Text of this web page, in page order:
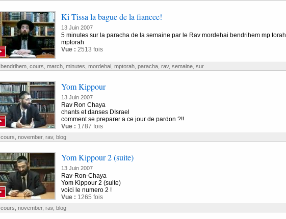
Ki Tissa la bague de la fiancee!
13 Juin 2007
5 minutes sur la paracha de la semaine par le Rav mordehai bendrihem mp torah
mptorah
Vue : 2513 fois
bendrihem, cours march, minutes mordehai, mptorah, paracha, rav, semaine, sur
Yom Kippour
13 Juin 2007
Rav Ron Chaya
chants et danses DIsrael
comment se preparer a ce jour de pardon ?!!
Vue : 1787 fois
cours november, rav, blog
Yom Kippour 2 (suite)
13 Juin 2007
Rav-Ron-Chaya
Yom Kippour 2 (suite)
voici le numero 2 !
Vue : 1265 fois
cours november, rav, blog